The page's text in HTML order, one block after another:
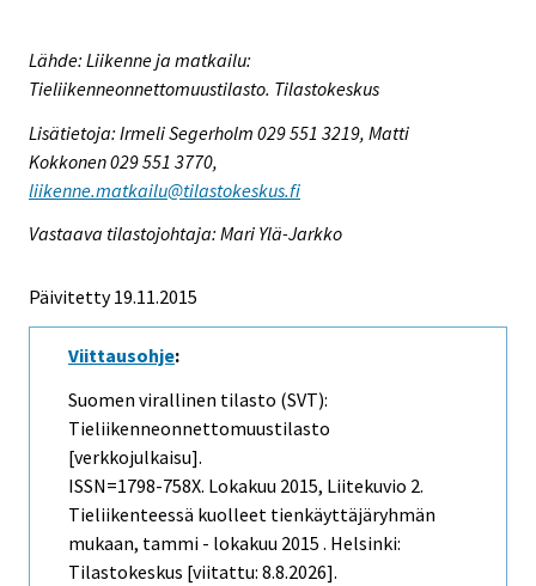
Lähde: Liikenne ja matkailu:
Tieliikenneonnettomuustilasto. Tilastokeskus
Lisätietoja: Irmeli Segerholm 029 551 3219, Matti
Kokkonen 029 551 3770,
liikenne.matkailu@tilastokeskus.fi
Vastaava tilastojohtaja: Mari Ylä-Jarkko
Päivitetty 19.11.2015
Viittausohje:
Suomen virallinen tilasto (SVT):
Tieliikenneonnettomuustilasto
[verkkojulkaisu].
ISSN=1798-758X. Lokakuu 2015, Liitekuvio 2.
Tieliikenteessä kuolleet tienkäyttäjäryhmän
mukaan, tammi - lokakuu 2015 . Helsinki:
Tilastokeskus [viitattu: 8.8.2026].